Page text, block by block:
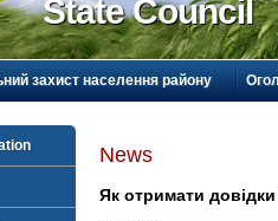
State Council
захист населення району
News
Як отримати